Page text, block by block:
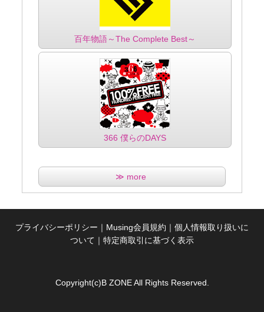
百年物語～The Complete Best～
366 僕らのDAYS
≫ more
プライバシーポリシー ｜ Musing会員規約 ｜ 個人情報取り扱いに
ついて ｜ 特定商取引に基づく表示
Copyright(c)B ZONE All Rights Reserved.